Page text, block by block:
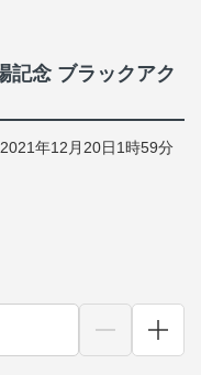
記念 ブラックアク
年12月20日1時59分